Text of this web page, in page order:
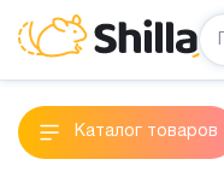
Каталог товаров